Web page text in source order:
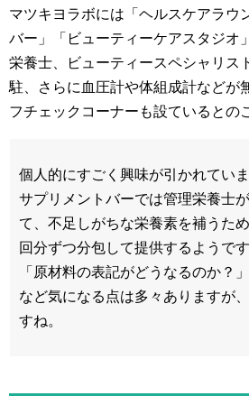
マツキヨラボには「ヘルスケアラウ
バー」「ビューティーケアスタジオ
栄養士、ビューティースペシャリス
駐、さらに血圧計や体組成計などが
フチェックコーナーも設ているとの
個人的にすごく興味が引かれていま
サプリメントバーでは管理栄養士
て、不足しがちな栄養素を補うた
回分ずつ分包して提供するようです
「原材料の表記がどうなるのか？
など気になる点は多々ありますが
すね。